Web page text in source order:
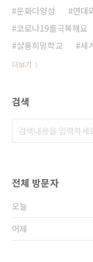
문화다양성
연대
코로나19를극복해요
샬롬희망학교
세
더보기
검색
전체 방문자
오늘
어제